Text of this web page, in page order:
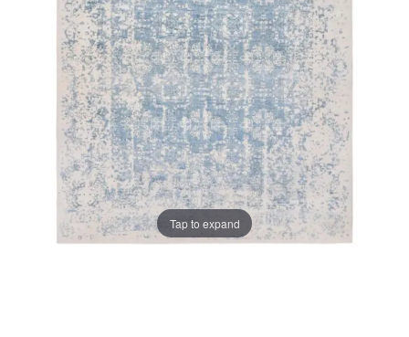
Tap to expand